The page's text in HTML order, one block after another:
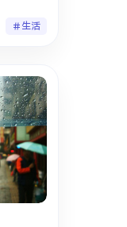
生活